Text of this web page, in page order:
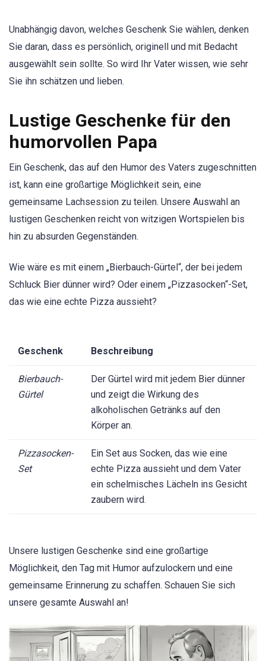
Unabhängig davon, welches Geschenk Sie wählen, denken
Sie daran, dass es persönlich, originell und mit Bedacht
ausgewählt sein sollte. So wird Ihr Vater wissen, wie sehr
Sie ihn schätzen und lieben.
Lustige Geschenke für den
humorvollen Papa
Ein Geschenk, das auf den Humor des Vaters zugeschnitten
ist, kann eine großartige Möglichkeit sein, eine
gemeinsame Lachsession zu teilen. Unsere Auswahl an
lustigen Geschenken reicht von witzigen Wortspielen bis
hin zu absurden Gegenständen.
Wie wäre es mit einem „Bierbauch-Gürtel“, der bei jedem
Schluck Bier dünner wird? Oder einem „Pizzasocken“-Set,
das wie eine echte Pizza aussieht?
Geschenk Beschreibung
Bierbauch-
Gürtel
Der Gürtel wird mit jedem Bier dünner
und zeigt die Wirkung des
alkoholischen Getränks auf den
Körper an.
Pizzasocken-
Set
Ein Set aus Socken, das wie eine
echte Pizza aussieht und dem Vater
ein schelmisches Lächeln ins Gesicht
zaubern wird.
Unsere lustigen Geschenke sind eine großartige
Möglichkeit, den Tag mit Humor aufzulockern und eine
gemeinsame Erinnerung zu schaffen. Schauen Sie sich
unsere gesamte Auswahl an!